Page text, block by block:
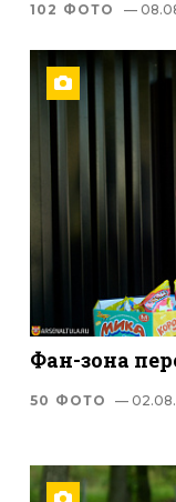
102 ФОТО —
Фан-зона
50 ФОТО —